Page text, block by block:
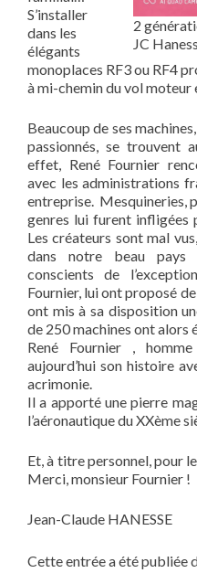
2
JC
S’installer
dans les
élégants
monoplaces RF3 ou RF4
à mi-chemin du vol moteur
Beaucoup de ses
passionnés, se trouvent
effet, René Fournier
avec les administrations
entreprise. Mesquineries,
genres lui furent infligées
Les créateurs sont mal
dans notre beau pays
conscients de
Fournier, lui ont proposé
ont mis à sa disposition
de 250 machines ont alors
René Fournier ,
aujourd’hui son histoire
acrimonie.
Il a apporté une pierre
l’aéronautique du XXème
Et, à titre personnel, pour
Merci, monsieur Fournier !
Jean-Claude HANESSE
Cette entrée a été publiée